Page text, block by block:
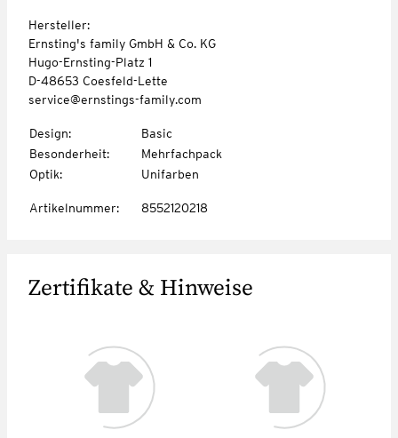
Hersteller:
Ernsting's family GmbH & Co. KG
Hugo-Ernsting-Platz 1
D-48653 Coesfeld-Lette
service@ernstings-family.com
Design:
Basic
Besonderheit:
Mehrfachpack
Optik: Unifarben
Artikelnummer: 8552120218
Zertifikate & Hinweise